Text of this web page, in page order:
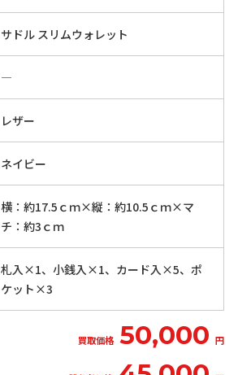
サドル スリムウォレット
―
レザー
ネイビー
横：約17.5ｃｍ×縦：約10.5ｃｍ×マ
チ：約3ｃｍ
札入×1、小銭入×1、カード入×5、ポ
ケット×3
買取価格 50,000 円